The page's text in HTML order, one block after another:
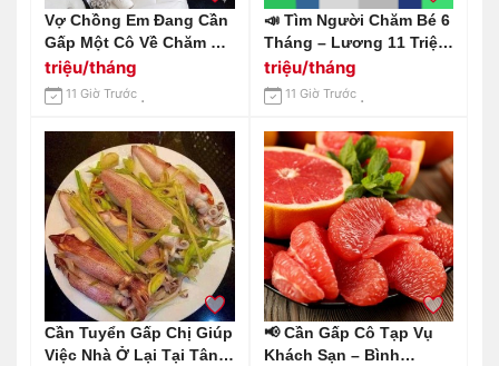
Vợ Chồng Em Đang Cần
Gấp Một Cô Về Chăm Bé
4 Tháng Tuổi, Làm Ở Lại
Tại Đường Tân Sơn,
Quận Gò Vấp.
triệu/tháng
11 Giờ Trước
📣 Tìm Người Chăm Bé 6
Tháng – Lương 11 Triệu
Khởi Điểm Địa Chỉ: Biên
Hoà – Đồng Nai.
triệu/tháng
11 Giờ Trước
Cần Tuyển Gấp Chị Giúp
Việc Nhà Ở Lại Tại Tân
📢 Cần Gấp Cô Tạp Vụ
Khách Sạn – Bình